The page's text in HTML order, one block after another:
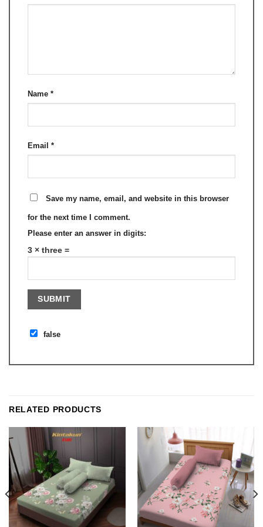
Name *
Email *
Save my name, email, and website in this browser
for the next time I comment.
Please enter an answer in digits:
3 × three =
false
RELATED PRODUCTS